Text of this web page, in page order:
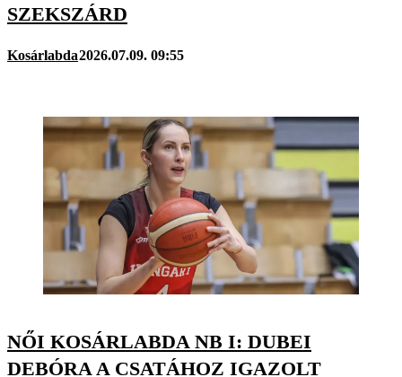
SZEKSZÁRD
Kosárlabda2026.07.09. 09:55
NŐI KOSÁRLABDA NB I: DUBEI
DEBÓRA A CSATÁHOZ IGAZOLT